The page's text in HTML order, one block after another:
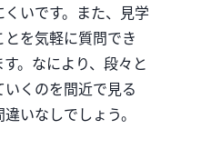
いです。 また、見学
を気軽に質問でき
。 なにより、段々と
くのを間近で見る
いなしでしょう。